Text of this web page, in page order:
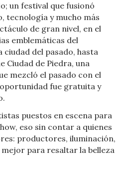
un festival que fusionó
tecnología y mucho más
de gran nivel, en el
emblemáticas del
del pasado, hasta
Ciudad de Piedra, una
mezcló el pasado con el
fue gratuita y
puestos en escena para
eso sin contar a quienes
productores, iluminación,
para resaltar la belleza